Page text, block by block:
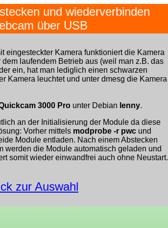
und wiederverbinden
über USB
eingesteckter Kamera funktioniert die Kamera
laufendem Betrieb aus (weil man z.B. das
ein, hat man lediglich einen schwarzen
Kamera leuchtet und unter dmesg die Kamera
3000 Pro unter Debian lenny.
an der Initialisierung der Module da diese
Vorher mittels modprobe -r pwc und
Module entladen. Nach einem Abstecken
werden die Module automatisch geladen und
somit wieder einwandfrei auch ohne Neustart.
zur Auswahl